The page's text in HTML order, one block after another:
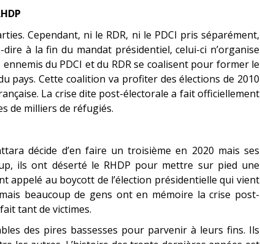
Cependant, ni le RDR, ni le PDCI pris séparément,
dire à la fin du mandat présidentiel, celui-ci n’organise
du PDCI et du RDR se coalisent pour former le
pays. Cette coalition va profiter des élections de 2010
La crise dite post-électorale a fait officiellement
de milliers de réfugiés.
décide d’en faire un troisième en 2020 mais ses
ils ont déserté le RHDP pour mettre sur pied une
appelé au boycott de l’élection présidentielle qui vient
beaucoup de gens ont en mémoire la crise post-
tant de victimes.
des pires bassesses pour parvenir à leurs fins. Ils